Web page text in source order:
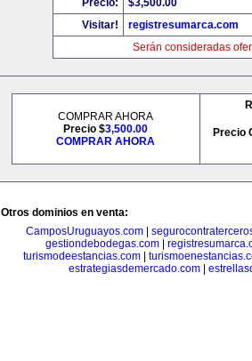
Precio:
$3,500.00
Visitar!
registresumarca.com
Serán consideradas
COMPRAR AHORA
Precio $3,500.00
COMPRAR AHORA
Precio
Otros dominios en venta:
CamposUruguayos.com|
gestiondebodegas.com|
turismodeestancias.com
estrategiasdemercado.com